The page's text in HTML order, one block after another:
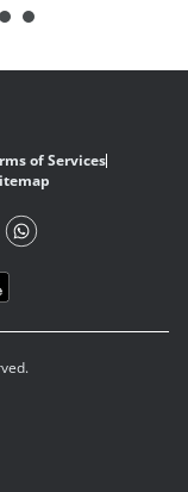
of Services